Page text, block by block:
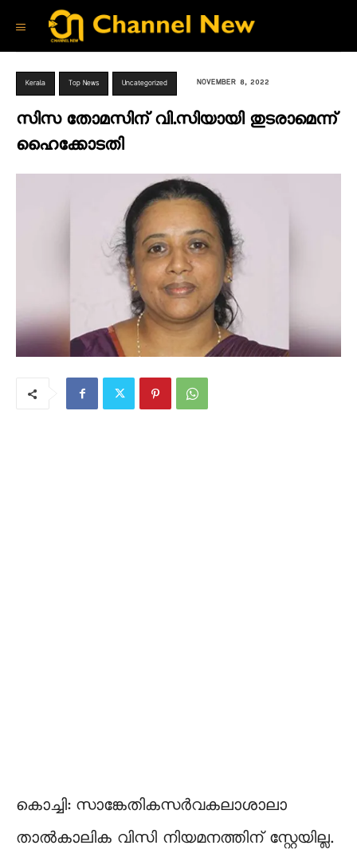
Kerala Top News Uncategorized NOVEMBER 8, 2022
സിസ തോമസിന് വി.സിയായി തുടരാമെന്ന്
ഹൈക്കോടതി
കൊച്ചി: സാങ്കേതികസര്‍വകലാശാലാ
താല്‍കാലിക വിസി നിയമനത്തിന് സ്റ്റേയില്ല.